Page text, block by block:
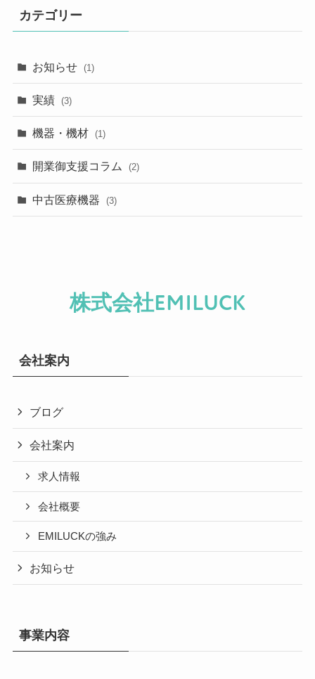
カテゴリー
お知らせ (1)
実績 (3)
機器・機材 (1)
開業御支援コラム (2)
中古医療機器 (3)
株式会社EMILUCK
会社案内
ブログ
会社案内
求人情報
会社概要
EMILUCKの強み
お知らせ
事業内容